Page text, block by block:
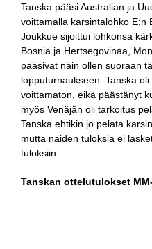
Tanska pääsi Australian ja
voittamalla karsintalohko E:n
Joukkue sijoittui lohkonsa
Bosnia ja Hertsegovinaa,
pääsivät näin ollen suoraan
lopputurnaukseen. Tanska
voittamaton, eikä päästänyt
myös Venäjän oli tarkoitus
Tanska ehtikin jo pelata
mutta näiden tuloksia ei
tuloksiin.
Tanskan ottelutulokset